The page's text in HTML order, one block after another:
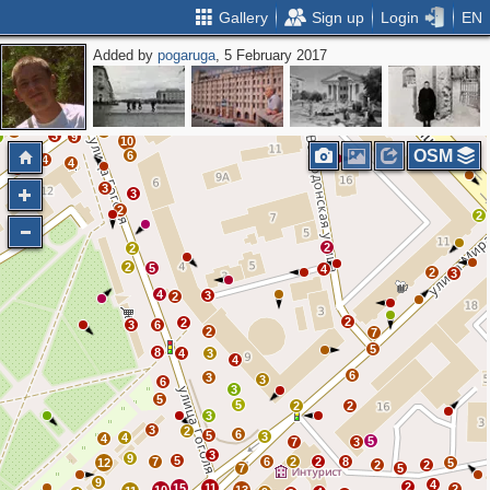
Gallery Sign up Login EN
Added bypogaruga, 5 February 2017
2 3
4
3
3
4
4
3
2
2
5
2
3
2
4 3
2
2
6
8 4
6
4
3
9
7
5 3
2
3
5
6
5
5
3
3
4
3
3
3 7
2
6
2
5
8
3
2
2
6
7
9
12
5
4
2
2
5
2
2
3
5
7
2
4
2
2
3
6
3
2
5
2
4
3
8
9
10
9
3
3
2
5
OSM